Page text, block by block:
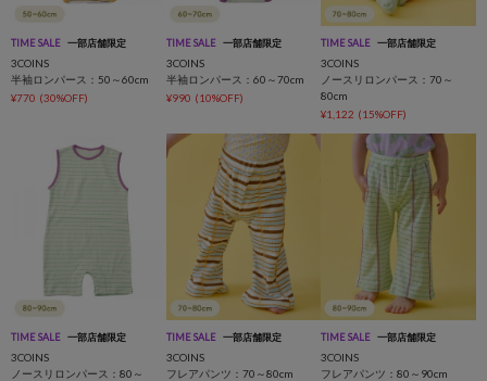
TIME SALE 一部店舗限定
3COINS
半袖ロンパース：50～60cm
¥770 (30%OFF)
TIME SALE 一部店舗限定
3COINS
半袖ロンパース：60～70cm
¥990 (10%OFF)
TIME SALE 一部店舗限定
3COINS
ノースリロンパース：70～
80cm
¥1,122 (15%OFF)
TIME SALE 一部店舗限定
3COINS
ノースリロンパース：80～
TIME SALE 一部店舗限定
3COINS
フレアパンツ：70～80cm
TIME SALE 一部店舗限定
3COINS
フレアパンツ：80～90cm